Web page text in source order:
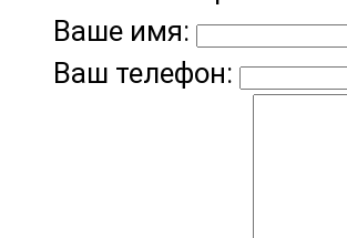
Ваше имя:
Ваш телефон: